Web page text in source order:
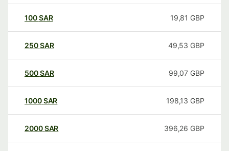
100SAR 19,81 GBP
250SAR 49,53 GBP
500SAR 99,07 GBP
1000SAR 198,13 GBP
2000SAR 396,26 GBP